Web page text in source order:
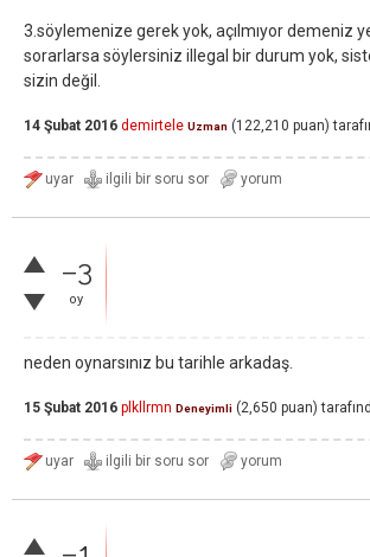
3.söylemenize gerek yok, açılmıyor demeniz
sorarlarsa söylersiniz illegal bir durum yok,
sizin değil.
14 Şubat 2016 demirtele Uzman (122,210 puan)
–3
oy
neden oynarsınız bu tarihle arkadaş.
15 Şubat 2016 plkllrmn Deneyimli (2,650 puan)